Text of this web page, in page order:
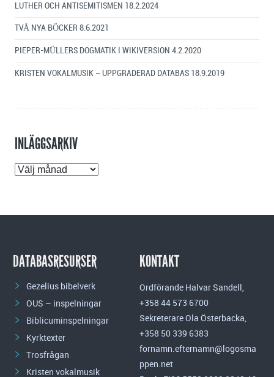
LUTHER OCH ANTISEMITISMEN 18.2.2024
TVÅ NYA BÖCKER 8.6.2021
PIEPER-MÜLLERS DOGMATIK I WIKIVERSION 4.2.2020
KRISTEN VOKALMUSIK – UPPGRADERAD DATABAS 18.9.2019
INLÄGGSARKIV
Inläggsarkiv
DATABASRESURSER
Gezelius bibelverk
OUS – inspelningar
Biblicuminspelningar
Kyrktexter
Trosfrågan
Kristen vokalmusik
KONTAKT
Ordförande Halvar Sandell,
+358 44 573 6700
Sekreterare Ola Österbacka,
+358 50 339 6383
fornamn.efternamn@logosma
ppen.net